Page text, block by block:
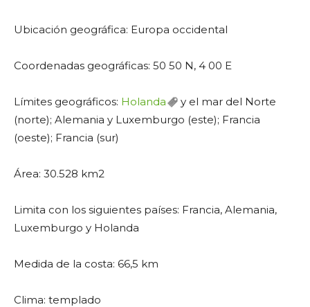
Ubicación geográfica: Europa occidental
Coordenadas geográficas: 50 50 N, 4 00 E
Límites geográficos: Holanda
y el mar del Norte
(norte); Alemania y Luxemburgo (este); Francia
(oeste); Francia (sur)
Área: 30.528 km2
Limita con los siguientes países: Francia, Alemania,
Luxemburgo y Holanda
Medida de la costa: 66,5 km
Clima: templado